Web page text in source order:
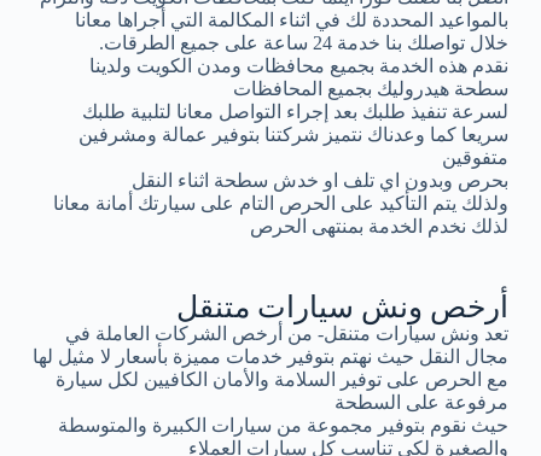
بالمواعيد المحددة لك في اثناء المكالمة التي أجراها معانا
خلال تواصلك بنا خدمة 24 ساعة على جميع الطرقات.
نقدم هذه الخدمة بجميع محافظات ومدن الكويت ولدينا
سطحة هيدروليك بجميع المحافظات
لسرعة تنفيذ طلبك بعد إجراء التواصل معانا لتلبية طلبك
سريعا كما وعدناك نتميز شركتنا بتوفير عمالة ومشرفين
متفوقين
بحرص وبدون اي تلف او خدش سطحة اثناء النقل
ولذلك يتم التأكيد على الحرص التام على سيارتك أمانة معانا
لذلك نخدم الخدمة بمنتهى الحرص
أرخص ونش سيارات متنقل
تعد ونش سيارات متنقل- من أرخص الشركات العاملة في
مجال النقل حيث نهتم بتوفير خدمات مميزة بأسعار لا مثيل لها
مع الحرص على توفير السلامة والأمان الكافيين لكل سيارة
مرفوعة على السطحة
حيث نقوم بتوفير مجموعة من سيارات الكبيرة والمتوسطة
والصغيرة لكي تناسب كل سيارات العملاء